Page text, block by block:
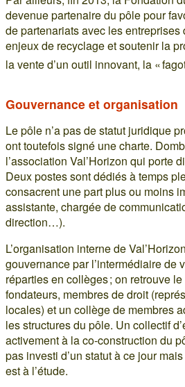
devenue partenaire du pôle pour
de partenariats avec les entreprises
enjeux de recyclage et soutenir la
la vente d’un outil innovant, la «
Gouvernance et organisation
Le pôle n’a pas de statut juridique
ont toutefois signé une charte.
l’association Val’Horizon qui porte
Deux postes sont dédiés à temps
consacrent une part plus ou moins
assistante, chargée de
direction…).
L’organisation interne de
gouvernance par l’intermédiaire de
réparties en collèges ; on retrouve
fondateurs, membres de droit
locales) et un collège de membres
les structures du pôle. Un collectif
activement à la co-construction du
pas investi d’un statut à ce jour
est à l’étude.